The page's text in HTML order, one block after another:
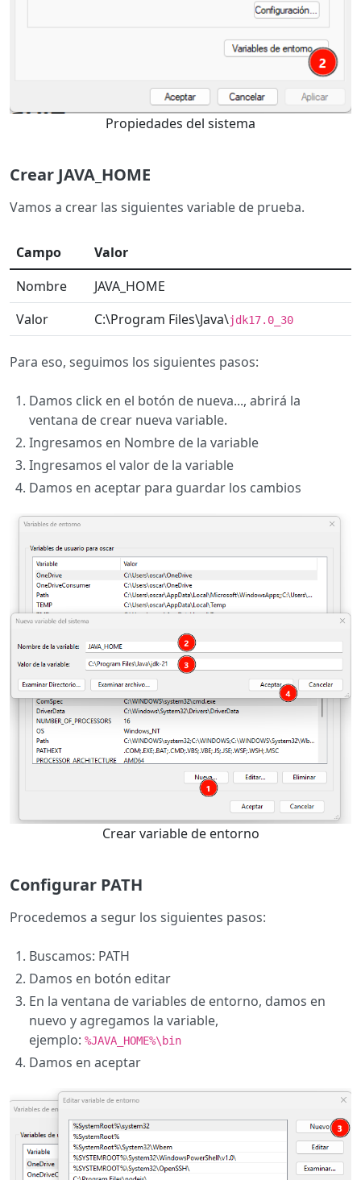
Propiedades del sistema
Crear JAVA_HOME
Vamos a crear las siguientes variable de prueba.
Campo
Valor
Nombre
JAVA_HOME
Valor
C:\Program Files\Java\jdk17.0_30
Para eso, seguimos los siguientes pasos:
Damos click en el botón de nueva..., abrirá la
ventana de crear nueva variable.
Ingresamos en Nombre de la variable
Ingresamos el valor de la variable
Damos en aceptar para guardar los cambios
Crear variable de entorno
Configurar PATH
Procedemos a segur los siguientes pasos:
Buscamos: PATH
Damos en botón editar
En la ventana de variables de entorno, damos en
nuevo y agregamos la variable,
ejemplo: %JAVA_HOME%\bin
Damos en aceptar